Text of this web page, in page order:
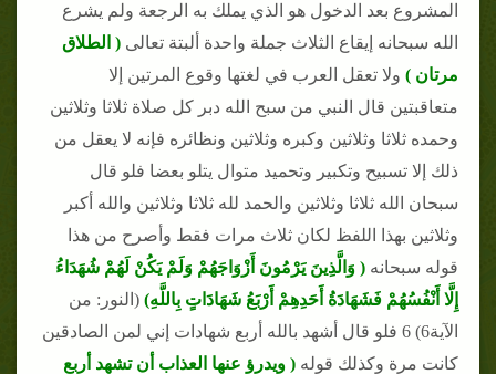
المشروع بعد الدخول هو الذي يملك به الرجعة ولم يشرع
الله سبحانه إيقاع الثلاث جملة واحدة ألبتة تعالى ( الطلاق
مرتان ) ولا تعقل العرب في لغتها وقوع المرتين إلا
متعاقبتين قال النبي من سبح الله دبر كل صلاة ثلاثا وثلاثين
وحمده ثلاثا وثلاثين وكبره وثلاثين ونظائره فإنه لا يعقل من
ذلك إلا تسبيح وتكبير وتحميد متوال يتلو بعضا فلو قال
سبحان الله ثلاثا وثلاثين والحمد لله ثلاثا وثلاثين والله أكبر
وثلاثين بهذا اللفظ لكان ثلاث مرات فقط وأصرح من هذا
قوله سبحانه ( وَالَّذِينَ يَرْمُونَ أَزْوَاجَهُمْ وَلَمْ يَكُنْ لَهُمْ شُهَدَاءُ
إِلَّا أَنْفُسُهُمْ فَشَهَادَةُ أَحَدِهِمْ أَرْبَعُ شَهَادَاتٍ بِاللَّهِ) (النور: من
الآية6) 6 فلو قال أشهد بالله أربع شهادات إني لمن الصادقين
كانت مرة وكذلك قوله ( ويدرؤ عنها العذاب أن تشهد أربع